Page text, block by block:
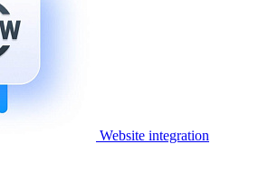
Website integration